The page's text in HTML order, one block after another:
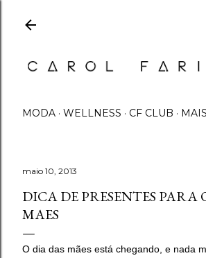
MODA WELLNESS CF CLUB
maio 10, 2013
DICA DE PRESENTES PARA
MAES
O dia das mães está chegando, e nada